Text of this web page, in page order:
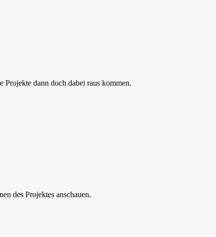
dann doch dabei raus kommen.
des Projektes anschauen.